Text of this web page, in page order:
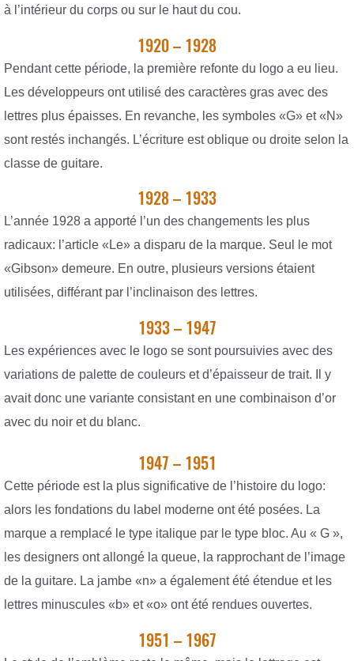
à l’intérieur du corps ou sur le haut du cou.
1920 – 1928
Pendant cette période, la première refonte du logo a eu lieu.
Les développeurs ont utilisé des caractères gras avec des
lettres plus épaisses. En revanche, les symboles «G» et «N»
sont restés inchangés. L’écriture est oblique ou droite selon la
classe de guitare.
1928 – 1933
L’année 1928 a apporté l’un des changements les plus
radicaux: l’article «Le» a disparu de la marque. Seul le mot
«Gibson» demeure. En outre, plusieurs versions étaient
utilisées, différant par l’inclinaison des lettres.
1933 – 1947
Les expériences avec le logo se sont poursuivies avec des
variations de palette de couleurs et d’épaisseur de trait. Il y
avait donc une variante consistant en une combinaison d’or
avec du noir et du blanc.
1947 – 1951
Cette période est la plus significative de l’histoire du logo:
alors les fondations du label moderne ont été posées. La
marque a remplacé le type italique par le type bloc. Au « G »,
les designers ont allongé la queue, la rapprochant de l’image
de la guitare. La jambe «n» a également été étendue et les
lettres minuscules «b» et «o» ont été rendues ouvertes.
1951 – 1967